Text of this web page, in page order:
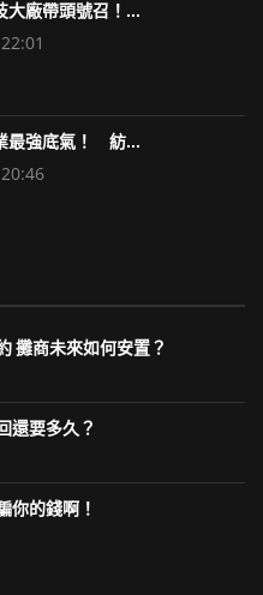
大廠帶頭號召！...
最強底氣！ 紡...
攤商未來如何安置？
還要多久？
你的錢啊！